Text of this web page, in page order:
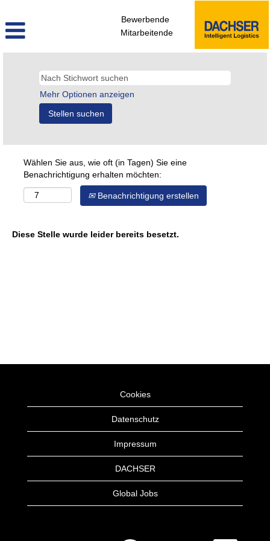
Bewerbende
Mitarbeitende
Mehr Optionen anzeigen
Wählen Sie aus, wie oft (in Tagen) Sie eine
Benachrichtigung erhalten möchten:
Benachrichtigung erstellen
Diese Stelle wurde leider bereits besetzt.
Cookies
Datenschutz
Impressum
DACHSER
Global Jobs